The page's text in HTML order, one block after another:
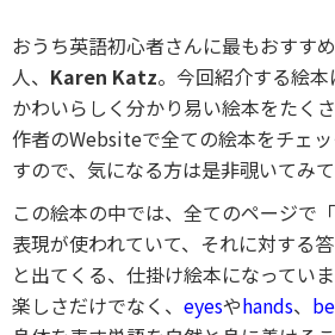
おうち英語初心者さんに最もおすす
人、 Karen Katz。今回紹介する絵
かわいらしく分かり易い絵本をたく
作者のWebsiteで全ての絵本をチェ
すので、気になる方は是非覗いてみて
この絵本の中では、全てのページ
表現が使われていて、それに対する
と出てくる、仕掛け絵本になってい
楽しさだけでなく、 eyesやhands、